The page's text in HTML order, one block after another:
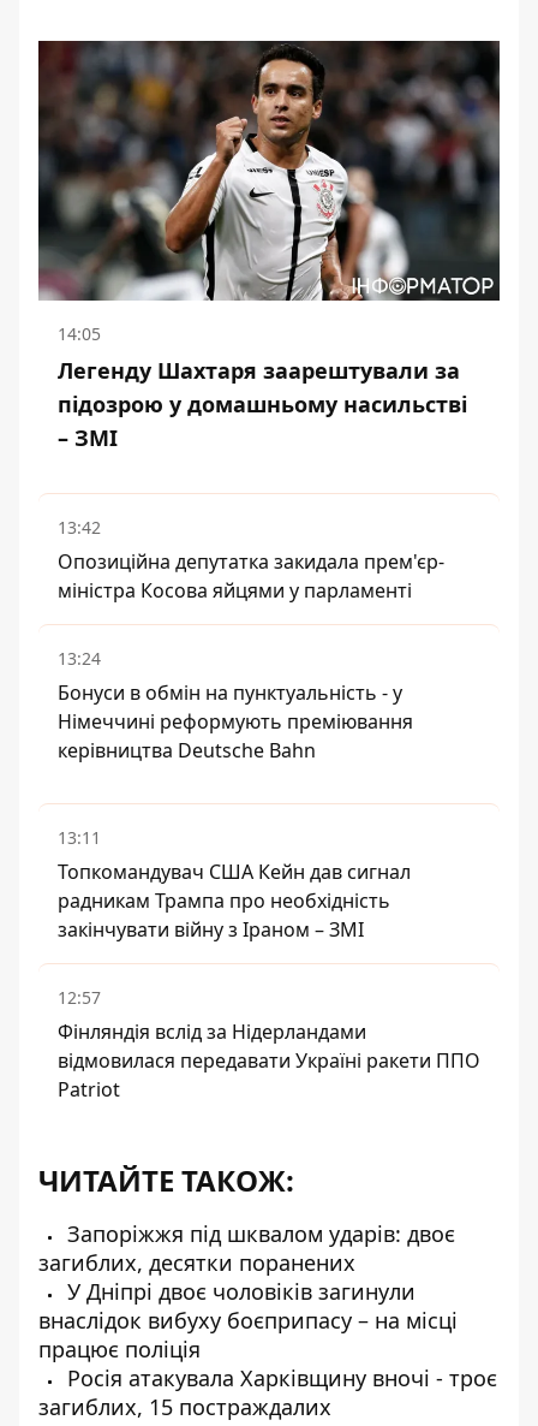
14:05
Легенду Шахтаря заарештували за
підозрою у домашньому насильстві
– ЗМІ
13:42
Опозиційна депутатка закидала прем'єр-
міністра Косова яйцями у парламенті
13:24
Бонуси в обмін на пунктуальність - у
Німеччині реформують преміювання
керівництва Deutsche Bahn
13:11
Топкомандувач США Кейн дав сигнал
радникам Трампа про необхідність
закінчувати війну з Іраном – ЗМІ
12:57
Фінляндія вслід за Нідерландами
відмовилася передавати Україні ракети ППО
Patriot
ЧИТАЙТЕ ТАКОЖ:
Запоріжжя під шквалом ударів: двоє
загиблих, десятки поранених
У Дніпрі двоє чоловіків загинули
внаслідок вибуху боєприпасу – на місці
працює поліція
Росія атакувала Харківщину вночі - троє
загиблих, 15 постраждалих